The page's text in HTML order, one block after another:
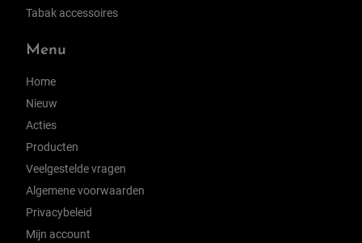
Tabak accessoires
Menu
Home
Nieuw
Acties
Producten
Veelgestelde vragen
Algemene voorwaarden
Privacybeleid
Mijn account